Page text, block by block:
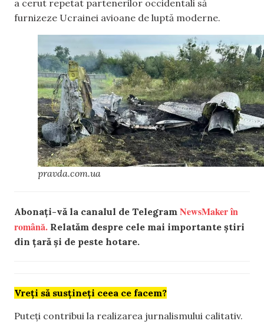
a cerut repetat partenerilor occidentali să
furnizeze Ucrainei avioane de luptă moderne.
pravda.com.ua
Abonați-vă la canalul de Telegram NewsMaker în
română. Relatăm despre cele mai importante știri
din țară și de peste hotare.
Vreți să susțineți ceea ce facem?
Puteți contribui la realizarea jurnalismului calitativ.